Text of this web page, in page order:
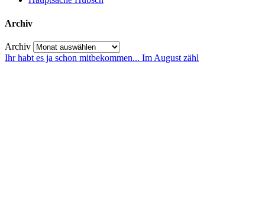
Archiv
Archiv
Ihr habt es ja schon mitbekommen... Im August zähl